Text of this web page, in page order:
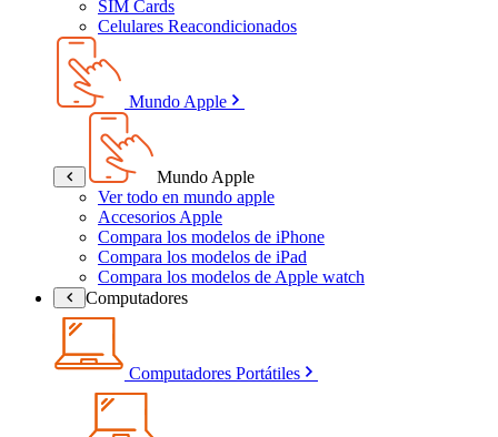
SIM Cards
Celulares Reacondicionados
Mundo Apple
Mundo Apple
Ver todo en mundo apple
Accesorios Apple
Compara los modelos de iPhone
Compara los modelos de iPad
Compara los modelos de Apple watch
Computadores
Computadores Portátiles